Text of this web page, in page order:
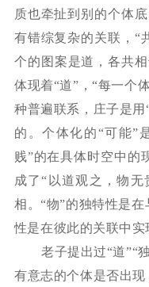
质也牵扯到别的个体
有错综复杂的关联，“
个的图案是道，各共
体现着“道”，“每一个
种普遍联系，庄子是用
的。个体化的“可能”
贱”的在具体时空中的
成了“以道观之，物
相。“物”的独特性是
性是在彼此的关联中实
老子提出过“道”“
有意志的个体是否出现